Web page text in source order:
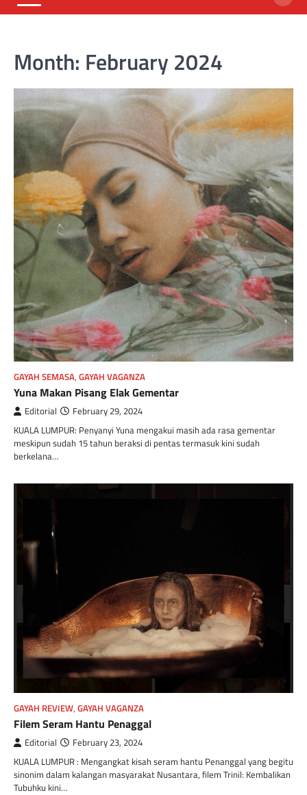
Month: February 2024
GAYAH SEMASA, GAYAH VAGANZA
Yuna Makan Pisang Elak Gementar
Editorial February 29, 2024
KUALA LUMPUR: Penyanyi Yuna mengakui masih ada rasa gementar
meskipun sudah 15 tahun beraksi di pentas termasuk kini sudah
berkelana…
GAYAH REVIEW, GAYAH VAGANZA
Filem Seram Hantu Penaggal
Editorial February 23, 2024
KUALA LUMPUR : Mengangkat kisah seram hantu Penanggal yang begitu
sinonim dalam kalangan masyarakat Nusantara, filem Trinil: Kembalikan
Tubuhku kini…